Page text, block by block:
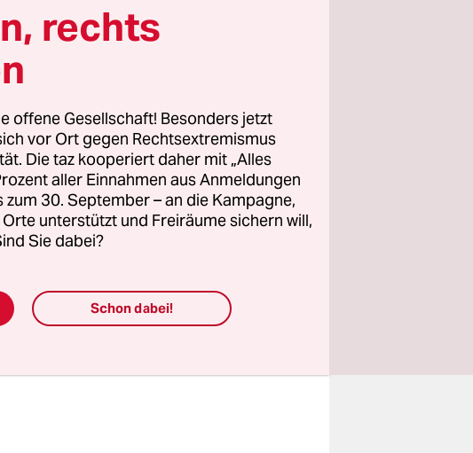
rechts
offene Gesellschaft! Besonders jetzt
vor Ort gegen Rechtsextremismus
Die taz kooperiert daher mit „Alles
aller Einnahmen aus Anmeldungen
zum 30. September – an die Kampagne,
unterstützt und Freiräume sichern will,
Sie dabei?
Schon dabei!